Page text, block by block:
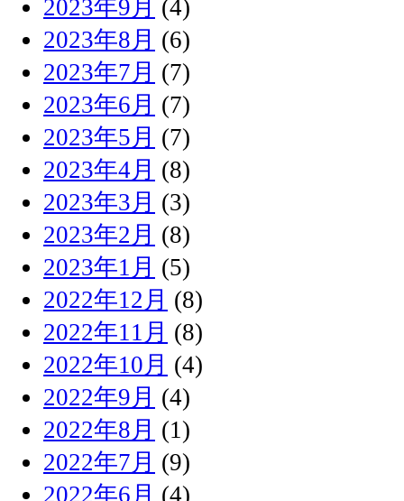
2023年9月 (4)
2023年8月 (6)
2023年7月 (7)
2023年6月 (7)
2023年5月 (7)
2023年4月 (8)
2023年3月 (3)
2023年2月 (8)
2023年1月 (5)
2022年12月 (8)
2022年11月 (8)
2022年10月 (4)
2022年9月 (4)
2022年8月 (1)
2022年7月 (9)
2022年6月 (4)